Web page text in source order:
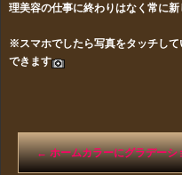
理美容の仕事に終わりはなく常に
※スマホでしたら写真をタッチし
できます
←ホームカラーにグラデーシ